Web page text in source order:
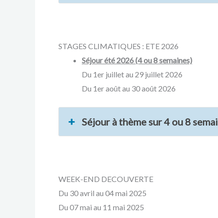
STAGES CLIMATIQUES : ETE 2026
Séjour été 2026 (4 ou 8 semaines)
Du 1er juillet au 29 juillet 2026
Du 1er août au 30 août 2026
Séjour à thème sur 4 ou 8
WEEK-END DECOUVERTE
Du 30 avril au 04 mai 2025
Du 07 mai au 11 mai 2025